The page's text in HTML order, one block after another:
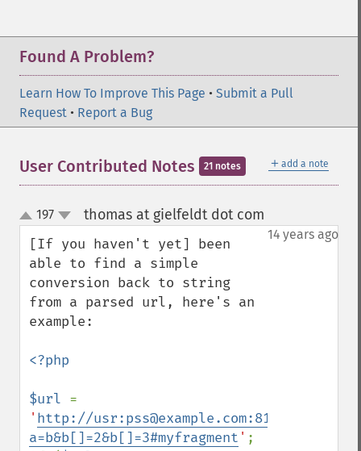
Found A Problem?
Learn How To Improve This Page • Submit a Pull
Request • Report a Bug
＋ add a note
User Contributed Notes 21 notes
up
down
197 thomas at gielfeldt dot com
14 years ago
[If you haven't yet] been
able to find a simple
conversion back to string
from a parsed url, here's an
example:
<?php
$url
' http://usr:pss@example.com:81/mypath/
a=b&b[]=2&b[]=3#myfragment ' ;